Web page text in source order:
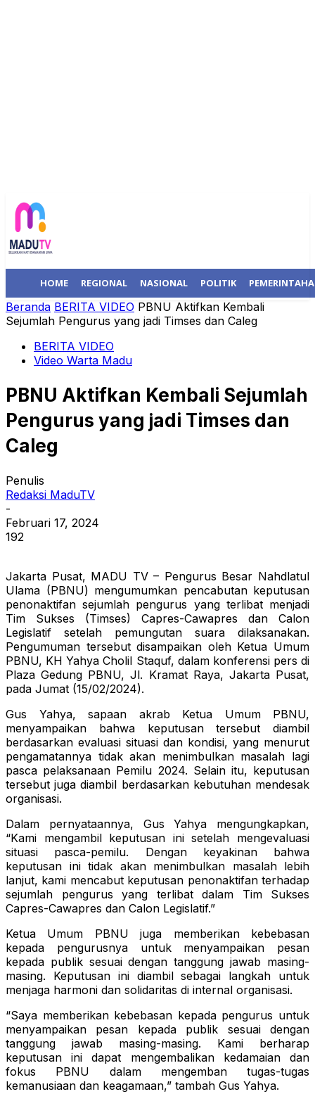
HOME REGIONAL NASIONAL POLITIK
Beranda BERITA VIDEO PBNU Aktifkan Kembali
Sejumlah Pengurus yang jadi Timses dan Caleg
BERITA VIDEO
Video Warta Madu
PBNU Aktifkan Kembali Sejumlah
Pengurus yang jadi Timses dan
Caleg
Penulis
Redaksi MaduTV
-
Februari 17, 2024
192
Jakarta Pusat, MADU TV – Pengurus Besar Nahdlatul
Ulama (PBNU) mengumumkan pencabutan keputusan
penonaktifan sejumlah pengurus yang terlibat menjadi
Tim Sukses (Timses) Capres-Cawapres dan Calon
Legislatif setelah pemungutan suara dilaksanakan.
Pengumuman tersebut disampaikan oleh Ketua Umum
PBNU, KH Yahya Cholil Staquf, dalam konferensi pers di
Plaza Gedung PBNU, Jl. Kramat Raya, Jakarta Pusat,
pada Jumat (15/02/2024).
Gus Yahya, sapaan akrab Ketua Umum PBNU,
menyampaikan bahwa keputusan tersebut diambil
berdasarkan evaluasi situasi dan kondisi, yang menurut
pengamatannya tidak akan menimbulkan masalah lagi
pasca pelaksanaan Pemilu 2024. Selain itu, keputusan
tersebut juga diambil berdasarkan kebutuhan mendesak
organisasi.
Dalam pernyataannya, Gus Yahya mengungkapkan,
“Kami mengambil keputusan ini setelah mengevaluasi
situasi pasca-pemilu. Dengan keyakinan bahwa
keputusan ini tidak akan menimbulkan masalah lebih
lanjut, kami mencabut keputusan penonaktifan terhadap
sejumlah pengurus yang terlibat dalam Tim Sukses
Capres-Cawapres dan Calon Legislatif.”
Ketua Umum PBNU juga memberikan kebebasan
kepada pengurusnya untuk menyampaikan pesan
kepada publik sesuai dengan tanggung jawab masing-
masing. Keputusan ini diambil sebagai langkah untuk
menjaga harmoni dan solidaritas di internal organisasi.
“Saya memberikan kebebasan kepada pengurus untuk
menyampaikan pesan kepada publik sesuai dengan
tanggung jawab masing-masing. Kami berharap
keputusan ini dapat mengembalikan kedamaian dan
fokus PBNU dalam mengemban tugas-tugas
kemanusiaan dan keagamaan,” tambah Gus Yahya.